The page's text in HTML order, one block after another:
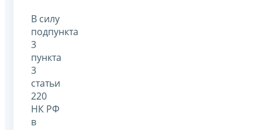
В силу
подпункта
3
пункта
3
статьи
220
НК РФ
в